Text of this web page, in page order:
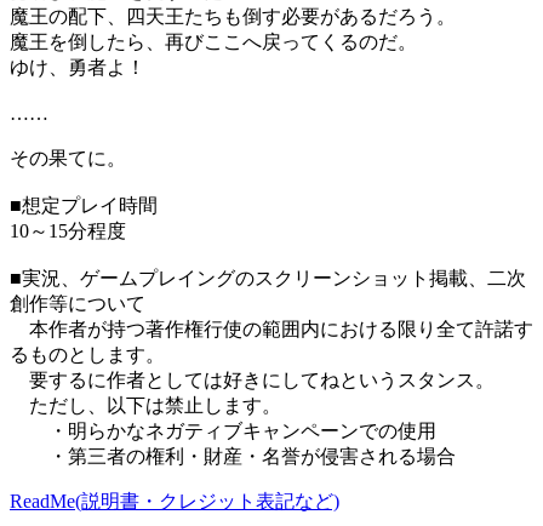
魔王の配下、四天王たちも倒す必要があるだろう。
魔王を倒したら、再びここへ戻ってくるのだ。
ゆけ、勇者よ！
……
その果てに。
■想定プレイ時間
10～15分程度
■実況、ゲームプレイングのスクリーンショット掲載、二次
創作等について
本作者が持つ著作権行使の範囲内における限り全て許諾す
るものとします。
要するに作者としては好きにしてねというスタンス。
ただし、以下は禁止します。
・明らかなネガティブキャンペーンでの使用
・第三者の権利・財産・名誉が侵害される場合
ReadMe(説明書・クレジット表記など)